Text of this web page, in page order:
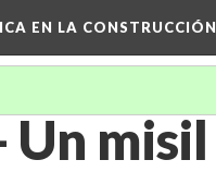
EN LA
Un